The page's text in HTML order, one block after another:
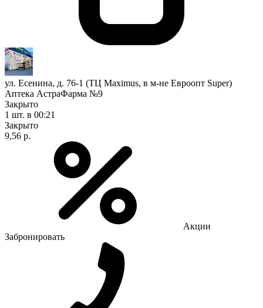
ул. Есенина, д. 76-1 (ТЦ Maximus, в м-не Евроопт Super)
Аптека АстраФарма №9
Закрыто
1 шт. в 00:21
Закрыто
9,56 р.
Акции
Забронировать